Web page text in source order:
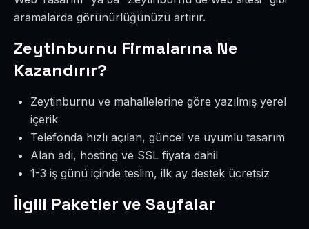
aramalarda görünürlüğünüzü artırır.
Zeytinburnu Firmalarına Ne
Kazandırır?
Zeytinburnu ve mahallelerine göre yazılmış yerel
içerik
Telefonda hızlı açılan, güncel ve uyumlu tasarım
Alan adı, hosting ve SSL fiyata dahil
1-3 iş günü içinde teslim, ilk ay destek ücretsiz
İlgili Paketler ve Sayfalar